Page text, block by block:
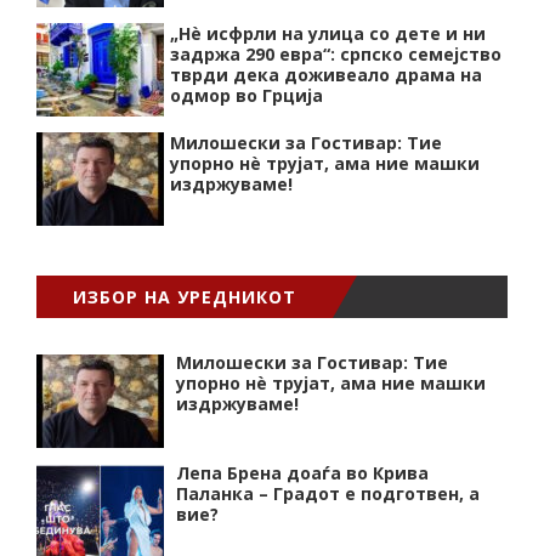
„Нѐ исфрли на улица со дете и ни
задржа 290 евра“: српско семејство
тврди дека доживеало драма на
одмор во Грција
Милошески за Гостивар: Тие
упорно нѐ трујат, ама ние машки
издржуваме!
ИЗБОР НА УРЕДНИКОТ
Милошески за Гостивар: Тие
упорно нѐ трујат, ама ние машки
издржуваме!
Лепа Брена доаѓа во Крива
Паланка – Градот е подготвен, а
вие?